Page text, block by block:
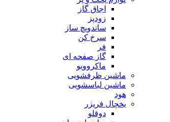
اجاق گاز
زودپز
ساندویچ ساز
سرخ کن
فر
گاز صفحه ای
ماکروویو
ماشین ظرفشویی
ماشین لباسشویی
هود
یخچال فریزر
دوقلو